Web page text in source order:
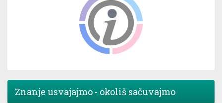
Znanje usvajajmo - okoliš sačuvajmo